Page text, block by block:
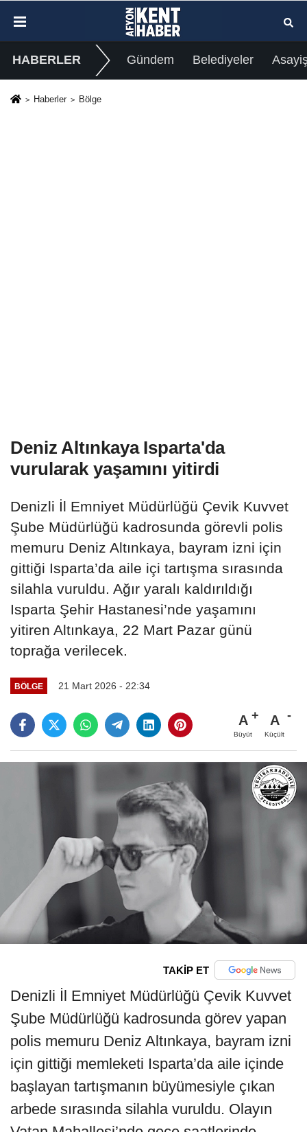
HABERLER Gündem Belediyeler
Haberler Bölge
Deniz Altınkaya Isparta'da
vurularak yaşamını yitirdi
Denizli İl Emniyet Müdürlüğü Çevik Kuvvet
Şube Müdürlüğü kadrosunda görevli polis
memuru Deniz Altınkaya, bayram izni için
gittiği Isparta’da aile içi tartışma sırasında
silahla vuruldu. Ağır yaralı kaldırıldığı
Isparta Şehir Hastanesi’nde yaşamını
yitiren Altınkaya, 22 Mart Pazar günü
toprağa verilecek.
BÖLGE 21 Mart 2026 - 22:34
A
Büyüt
A
Küçült
TAKİP ET
Denizli İl Emniyet Müdürlüğü Çevik Kuvvet
Şube Müdürlüğü kadrosunda görev yapan
polis memuru Deniz Altınkaya, bayram izni
için gittiği memleketi Isparta’da aile içinde
başlayan tartışmanın büyümesiyle çıkan
arbede sırasında silahla vuruldu. Olayın